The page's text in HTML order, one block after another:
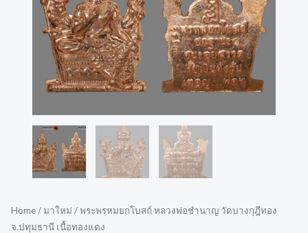
Home/ มาใหม่ / พระพรหมยกโบสถ์ หลวงพ่อชำนาญ วัดบางกุฎีทอง
จ.ปทุมธานี เนื้อทองแดง